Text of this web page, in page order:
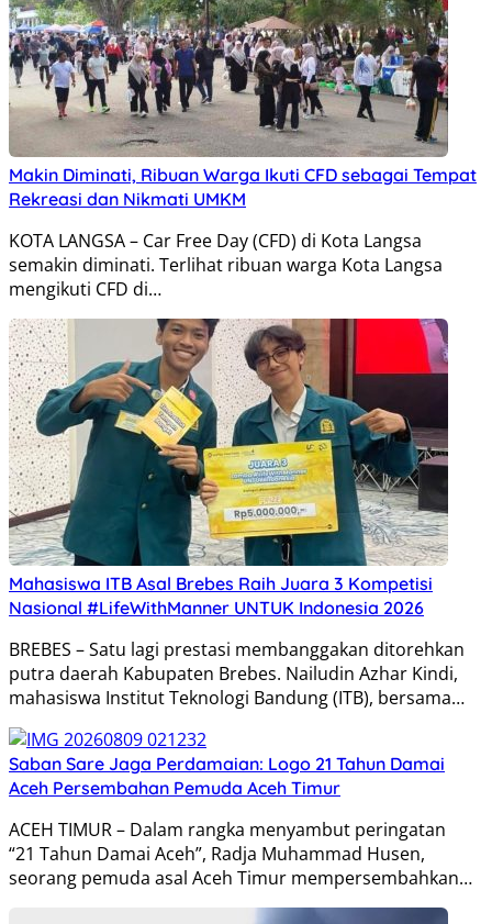
Makin Diminati, Ribuan Warga Ikuti CFD sebagai Tempat
Rekreasi dan Nikmati UMKM
KOTA LANGSA – Car Free Day (CFD) di Kota Langsa
semakin diminati. Terlihat ribuan warga Kota Langsa
mengikuti CFD di…
Mahasiswa ITB Asal Brebes Raih Juara 3 Kompetisi
Nasional #LifeWithManner UNTUK Indonesia 2026
BREBES – Satu lagi prestasi membanggakan ditorehkan
putra daerah Kabupaten Brebes. Nailudin Azhar Kindi,
mahasiswa Institut Teknologi Bandung (ITB), bersama…
Saban Sare Jaga Perdamaian: Logo 21 Tahun Damai
Aceh Persembahan Pemuda Aceh Timur
ACEH TIMUR – Dalam rangka menyambut peringatan
“21 Tahun Damai Aceh”, Radja Muhammad Husen,
seorang pemuda asal Aceh Timur mempersembahkan…